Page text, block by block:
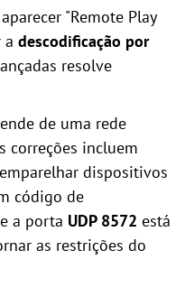
"Remote Play
a descodificação por
resolve
de uma rede
correções incluem
dispositivos
código de
a porta UDP 8572 está
as restrições do